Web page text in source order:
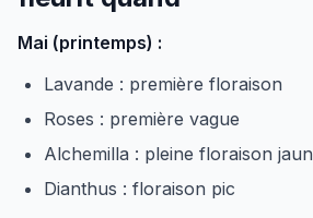
Mai (printemps) :
Lavande : première floraison
Roses : première vague
Alchemilla : pleine floraison
Dianthus : floraison pic